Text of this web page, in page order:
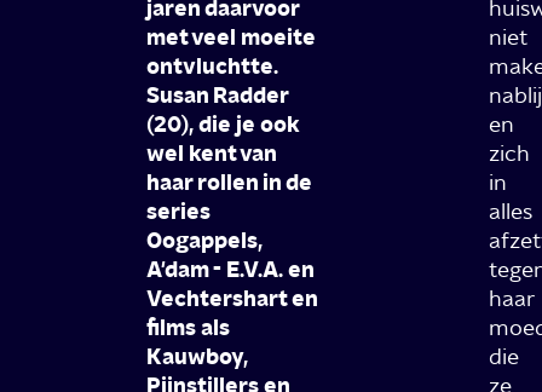
jaren daarvoor
met veel moeite
ontvluchtte.
Susan Radder
(20), die je ook
wel kent van
haar rollen in de
series
Oogappels,
A'dam - E.V.A. en
Vechtershart en
films als
Kauwboy,
Pijnstillers en
niet
en
zich
in
alles
haar
die
ze